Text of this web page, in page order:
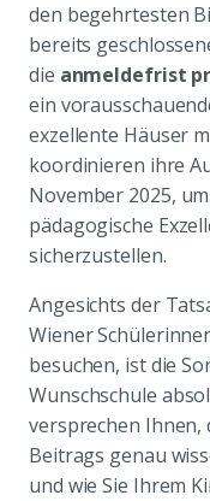
den begehrtesten
bereits
die anmeldefrist
ein
exzellente Häuser
koordinieren ihre
November 2025,
pädagogische
sicherzustellen.
Angesichts der
Wiener
besuchen, ist die
Wunschschule
versprechen Ihnen,
Beitrags genau
und wie Sie Ihrem